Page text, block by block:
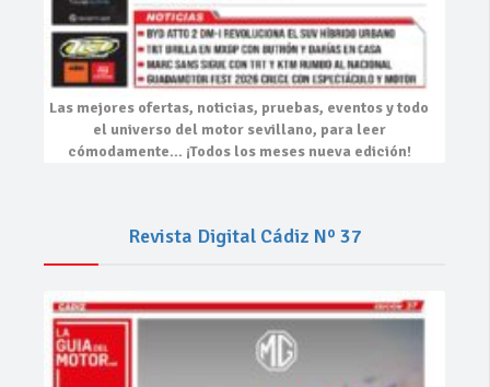
Las mejores ofertas, noticias, pruebas, eventosy todo
el universo del motor sevillano, para leer
cómodamente… ¡Todos los meses nueva edición!
Revista Digital Cádiz Nº 37